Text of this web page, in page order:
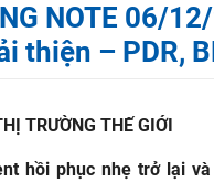
NOTE 06/
thiện – PDR,
TRƯỜNG THẾ GIỚI
hồi phục nhẹ trở lại